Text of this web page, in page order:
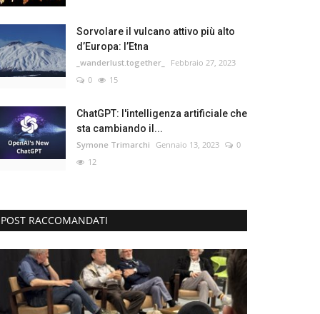
Sorvolare il vulcano attivo più alto
d’Europa: l’Etna
_wanderlust.together_
Febbraio 27, 2023
0
15
ChatGPT: l'intelligenza artificiale che
sta cambiando il...
Symone Trimarchi Gennaio 13, 2023
0
12
POST RACCOMANDATI